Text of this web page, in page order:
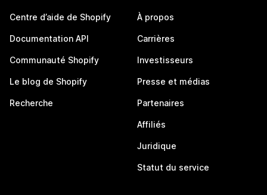
Centre d’aide de Shopify
Documentation API
Communauté Shopify
Le blog de Shopify
Recherche
À propos
Carrières
Investisseurs
Presse et médias
Partenaires
Affiliés
Juridique
Statut du service